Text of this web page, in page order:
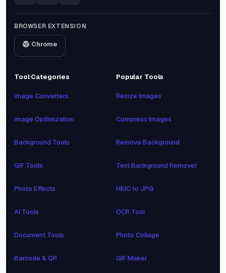
BROWSER EXTENSION
Chrome
Tool Categories
Image Converters
Image Optimization
Background Tools
GIF Tools
Photo Effects
AI Tools
Document Tools
Barcode & QR
Popular Tools
Resize Images
Compress Images
Remove Background
Text Background Remover
HEIC to JPG
OCR Tool
Photo Collage
GIF Maker